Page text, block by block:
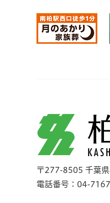
柏市
〒277-8505 千葉
電話番号：04-